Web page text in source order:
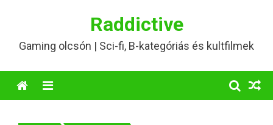
Raddictive
Gaming olcsón | Sci-fi, B-kategóriás és kultfilmek
Menu